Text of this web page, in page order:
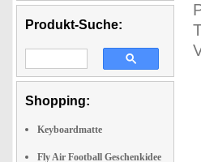
Produkt-Suche:
Shopping:
Keyboardmatte
Fly Air Football Geschenkidee